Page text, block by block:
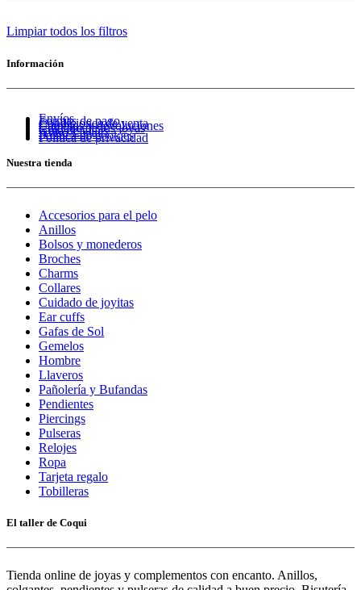
Limpiar todos los filtros
Información
Envíos
Formas de pago
Condiciones de venta
Cambios y devoluciones
Cuidado de tus joyas
Guía de tallas
Aviso Legal
Política de cookies
Política de privacidad
Nuestra tienda
Accesorios para el pelo
Anillos
Bolsos y monederos
Broches
Charms
Collares
Cuidado de joyitas
Ear cuffs
Gafas de Sol
Gemelos
Hombre
Llaveros
Pañolería y Bufandas
Pendientes
Piercings
Pulseras
Relojes
Ropa
Tarjeta regalo
Tobilleras
El taller de Coqui
Tienda online de joyas y complementos con encanto. Anillos,